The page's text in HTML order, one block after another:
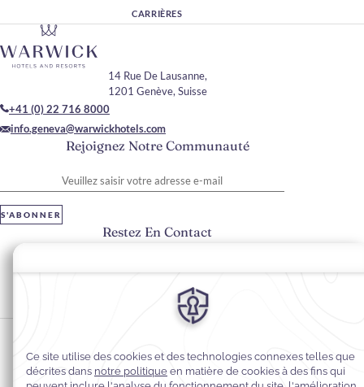
CARRIÈRES
Rejoignez Notre Communauté
S'ABONNER
14 Rue De Lausanne,
1201 Genève, Suisse
+41 (0) 22 716 8000
info.geneva@warwickhotels.com
Restez En Contact
#warwickgeneva
Préférences en matière de cookies
Politique en matière de cookies